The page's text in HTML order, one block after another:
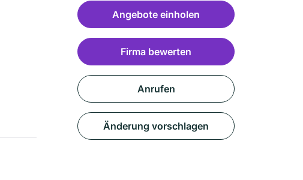
Angebote einholen
Firma bewerten
Anrufen
Änderung vorschlagen